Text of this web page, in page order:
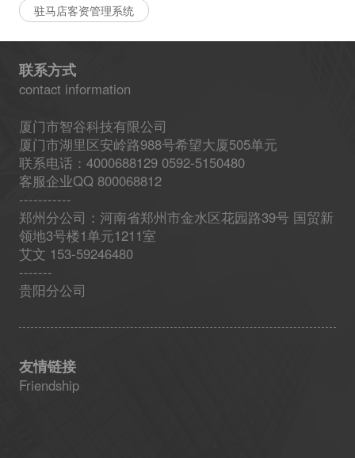
驻马店客资管理系统
联系方式
contact information
厦门市智谷科技有限公司
厦门市湖里区安岭路988号希望大厦505单元
联系电话：4000688129 0592-5150480
客服企业QQ 800068812
-----------
郑州分公司：河南省郑州市金水区花园路39号 国贸新
领地3号楼1单元1211室
艾文 153-59246480
-------
贵阳分公司
友情链接
Friendship